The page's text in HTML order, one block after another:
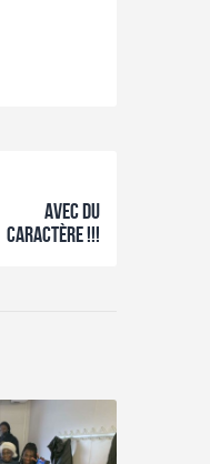
Avec du
caractère !!!